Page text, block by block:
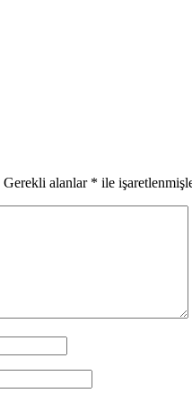
Gerekli alanlar * ile